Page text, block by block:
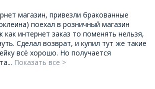
магазин, привезли бракованные
поехал в розничный магазин
как интернет заказ то поменять нельзя,
Сделал возврат, и купил тут же такие
всё хорошо. Но получается
Показать все >